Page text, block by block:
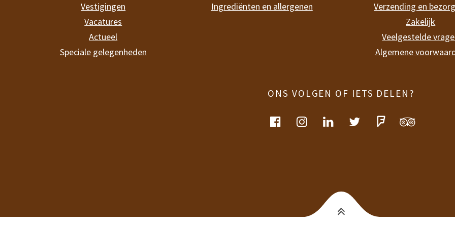
Vestigingen
Vacatures
Actueel
Speciale gelegenheden
Ingrediënten en allergenen
Verzending en
Zakelijk
Veelgestelde
Algemene
ONS VOLGEN OF IETS DELEN?
facebookinstagram
linkedintwitterfoursquaretripadvisor